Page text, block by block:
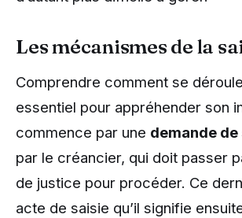
Les mécanismes de la
Comprendre comment se
essentiel pour appréhender son
commence par une demande de
par le créancier, qui doit passer
de justice pour procéder. Ce
acte de saisie qu’il signifie